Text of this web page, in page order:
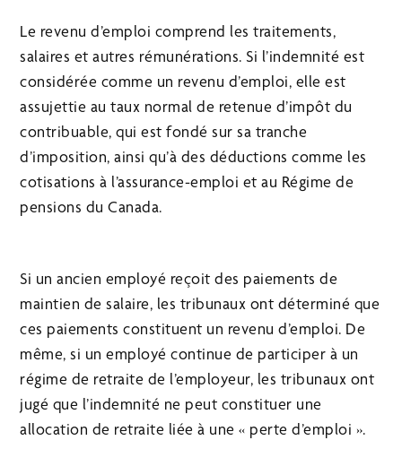
Le revenu d’emploi comprend les traitements,
salaires et autres rémunérations. Si l’indemnité est
considérée comme un revenu d’emploi, elle est
assujettie au taux normal de retenue d’impôt du
contribuable, qui est fondé sur sa tranche
d’imposition, ainsi qu’à des déductions comme les
cotisations à l’assurance-emploi et au Régime de
pensions du Canada.
Si un ancien employé reçoit des paiements de
maintien de salaire, les tribunaux ont déterminé que
ces paiements constituent un revenu d’emploi. De
même, si un employé continue de participer à un
régime de retraite de l’employeur, les tribunaux ont
jugé que l’indemnité ne peut constituer une
allocation de retraite liée à une « perte d’emploi ».